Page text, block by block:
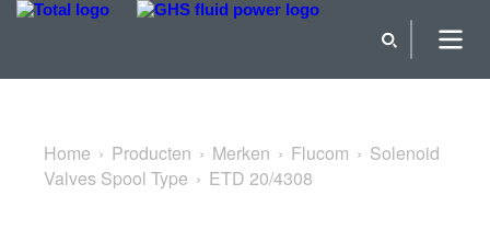
Terug naar Solenoid Valves Spool Type
Home Producten Merken Flucom
Solenoid
Valves Spool Type
ETD 20/4308